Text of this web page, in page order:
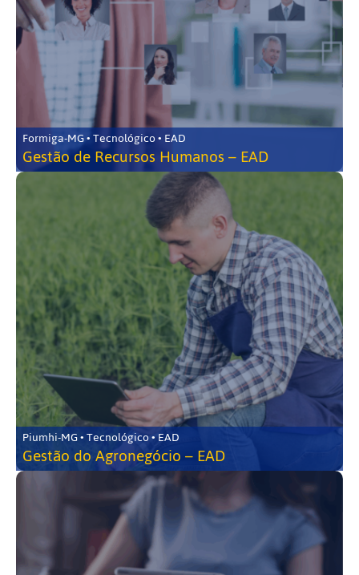
Formiga-MG • Tecnológico • EAD
Gestão de Recursos Humanos – EAD
Piumhi-MG • Tecnológico • EAD
Gestão do Agronegócio – EAD